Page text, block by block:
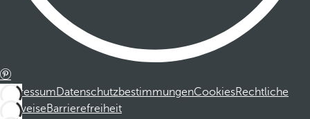
ImpressumDatenschutzbestimmungenCookiesRechtliche
HinweiseBarrierefreiheit